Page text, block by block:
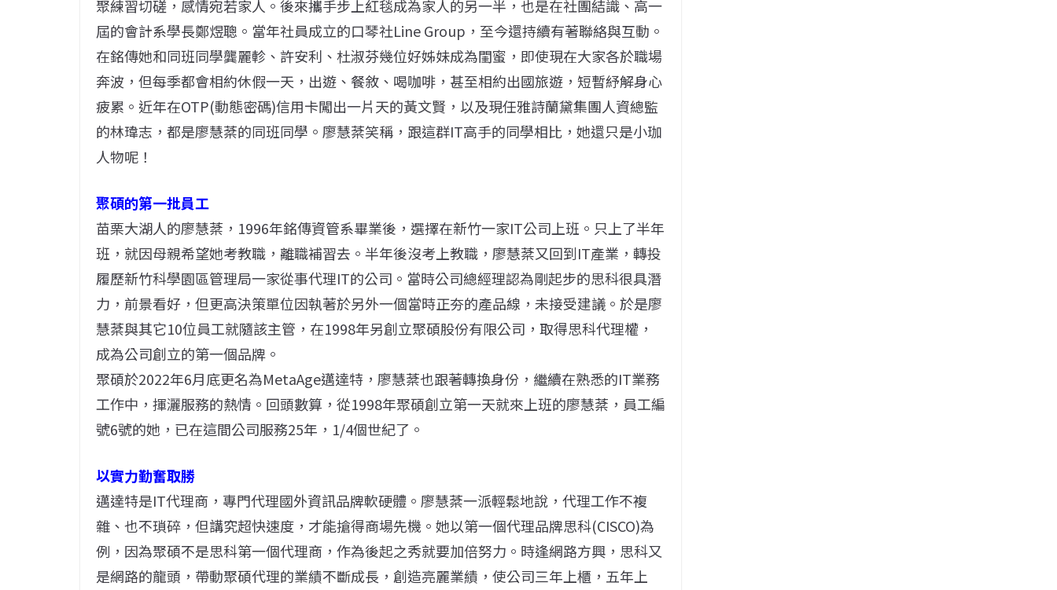
聚練習切磋，感情宛若家人。後來攜手步上紅毯成為家人的另一半，也是在社團結識、高一
屆的會計系學長鄭煜聰。當年社員成立的口琴社Line Group，至今還持續有著聯絡與互動。
在銘傳她和同班同學龔麗軫、許安利、杜淑芬幾位好姊妹成為閨蜜，即使現在大家各於職場
奔波，但每季都會相約休假一天，出遊、餐敘、喝咖啡，甚至相約出國旅遊，短暫紓解身心
疲累。近年在OTP(動態密碼)信用卡闖出一片天的黃文賢，以及現任雅詩蘭黛集團人資總監
的林瑋志，都是廖慧棻的同班同學。廖慧棻笑稱，跟這群IT高手的同學相比，她還只是小珈
人物呢！
聚碩的第一批員工
苗栗大湖人的廖慧棻，1996年銘傳資管系畢業後，選擇在新竹一家IT公司上班。只上了半年
班，就因母親希望她考教職，離職補習去。半年後沒考上教職，廖慧棻又回到IT產業，轉投
履歷新竹科學園區管理局一家從事代理IT的公司。當時公司總經理認為剛起步的思科很具潛
力，前景看好，但更高決策單位因執著於另外一個當時正夯的產品線，未接受建議。於是廖
慧棻與其它10位員工就隨該主管，在1998年另創立聚碩股份有限公司，取得思科代理權，
成為公司創立的第一個品牌。
聚碩於2022年6月底更名為MetaAge邁達特，廖慧棻也跟著轉換身份，繼續在熟悉的IT業務
工作中，揮灑服務的熱情。回頭數算，從1998年聚碩創立第一天就來上班的廖慧棻，員工編
號6號的她，已在這間公司服務25年，1/4個世紀了。
以實力勤奮取勝
邁達特是IT代理商，專門代理國外資訊品牌軟硬體。廖慧棻一派輕鬆地說，代理工作不複
雜、也不瑣碎，但講究超快速度，才能搶得商場先機。她以第一個代理品牌思科(CISCO)為
例，因為聚碩不是思科第一個代理商，作為後起之秀就要加倍努力。時逢網路方興，思科又
是網路的龍頭，帶動聚碩代理的業績不斷成長，創造亮麗業績，使公司三年上櫃，五年上